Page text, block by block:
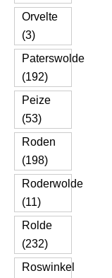
Orvelte
(3)
Paterswolde
(192)
Peize
(53)
Roden
(198)
Roderwolde
(11)
Rolde
(232)
Roswinkel